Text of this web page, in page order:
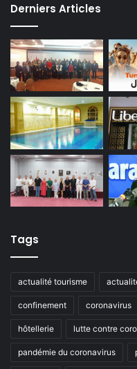
Derniers Articles
Tags
actualité tourisme
confinement coronavirus
hôtellerie lutte contre
pandémie du coronavirus